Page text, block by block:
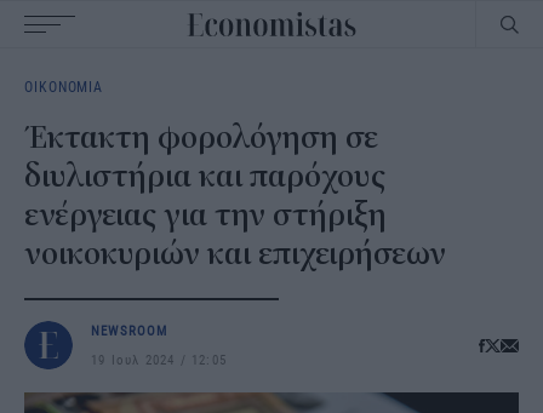
navigation
ΟΙΚΟΝΟΜΙΑ
Έκτακτη φορολόγηση σε
διυλιστήρια και παρόχους
ενέργειας για την στήριξη
νοικοκυριών και επιχειρήσεων
NEWSROOM
19 Ιουλ 2024
12:05